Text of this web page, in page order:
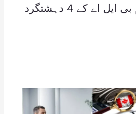
کارروائی، کالعدم بی ایل اے کے 4 دہشتگرد